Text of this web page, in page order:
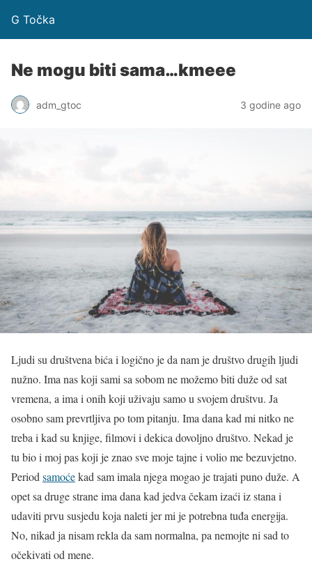
G Točka
Ne mogu biti sama…kmeee
adm_gtoc 3 godine ago
Ljudi su društvena bića i logično je da nam je društvo drugih ljudi
nužno. Ima nas koji sami sa sobom ne možemo biti duže od sat
vremena, a ima i onih koji uživaju samo u svojem društvu. Ja
osobno sam prevrtljiva po tom pitanju. Ima dana kad mi nitko ne
treba i kad su knjige, filmovi i dekica dovoljno društvo. Nekad je
tu bio i moj pas koji je znao sve moje tajne i volio me bezuvjetno.
Period samoćekad sam imala njega mogao je trajati puno duže. A
opet sa druge strane ima dana kad jedva čekam izaći iz stana i
udaviti prvu susjedu koja naleti jer mi je potrebna tuđa energija.
No, nikad ja nisam rekla da sam normalna, pa nemojte ni sad to
očekivati od mene.